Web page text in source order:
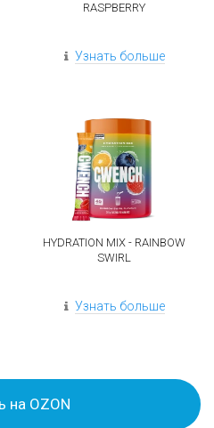
RASPBERRY
Узнать больше
HYDRATION MIX - RAINBOW
SWIRL
Узнать больше
на OZON